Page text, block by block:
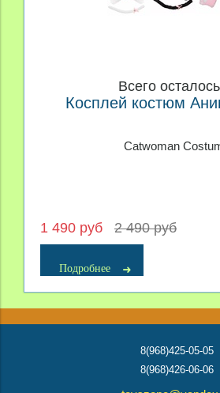
Всего
Косплей костюм
Catwoman
1 490 руб 2 490 руб
Подробнее
8(968)425-05-05
8(968)426-06-06